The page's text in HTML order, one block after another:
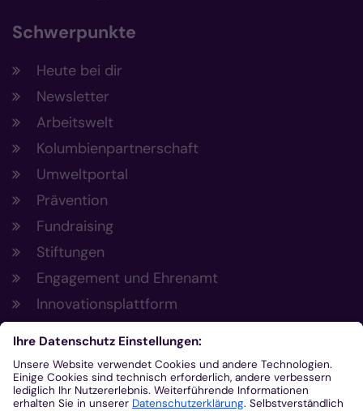
Schwerpunkte
Heute bei dir
Newsletter
Arbeitswelt
Kolumbienpartnerschaft
Umweltportal
Prävention
Fundraising
Stiftungen
Engagement und Ehrenamt
Innovationsplattform
Aus der Plattform
Nachrichten